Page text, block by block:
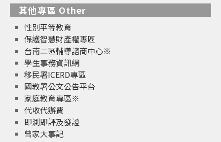
其他專區 Other
性別平等教育
保護智慧財產權專區
台南二區輔導諮商中心※
學生事務資訊網
移民署ICERD專區
國教署公文公告平台
家庭教育專區※
代收代辦費
即測即評及發證
曾家大事記